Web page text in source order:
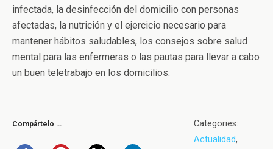
infectada, la desinfección del domicilio con personas
afectadas, la nutrición y el ejercicio necesario para
mantener hábitos saludables, los consejos sobre salud
mental para las enfermeras o las pautas para llevar a cabo
un buen teletrabajo en los domicilios.
Compártelo …
Categories:
Actualidad,